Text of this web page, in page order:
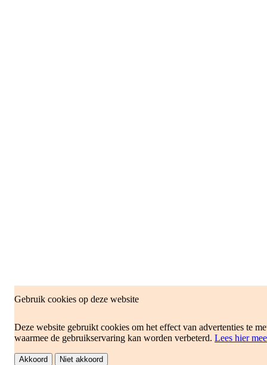
Gebruik cookies op deze website
Deze website gebruikt cookies om het effect van advertenties te
waarmee de gebruikservaring kan worden verbeterd. Lees hier
Akkoord Niet akkoord